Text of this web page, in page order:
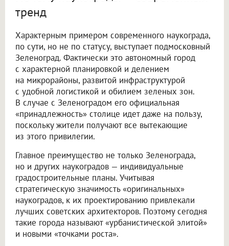
тренд
Характерным примером современного наукограда,
по сути, но не по статусу, выступает подмосковный
Зеленоград. Фактически это автономный город
с характерной планировкой и делением
на микрорайоны, развитой инфраструктурой
с удобной логистикой и обилием зеленых зон.
В случае с Зеленоградом его официальная
«принадлежность» столице идет даже на пользу,
поскольку жители получают все вытекающие
из этого привилегии.
Главное преимущество не только Зеленограда,
но и других наукоградов — индивидуальные
градостроительные планы. Учитывая
стратегическую значимость «оригинальных»
наукоградов, к их проектированию привлекали
лучших советских архитекторов. Поэтому сегодня
такие города называют «урбанистической элитой»
и новыми «точками роста».